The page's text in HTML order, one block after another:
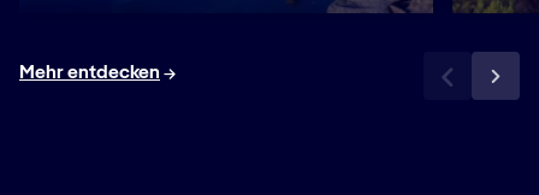
Mehr entdecken